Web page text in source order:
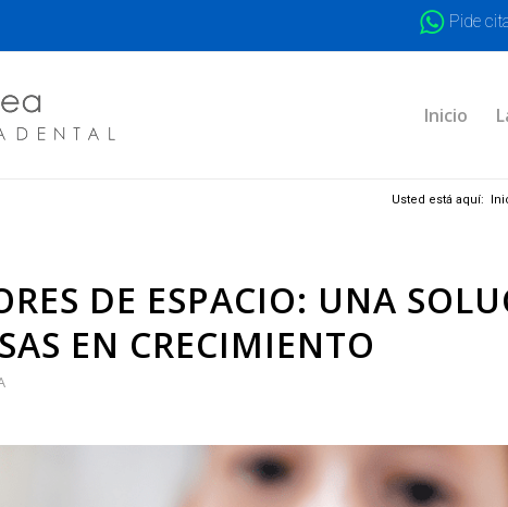
Pide
Inicio
Usted está aquí:
DE ESPACIO: UNA
EN CRECIMIENTO